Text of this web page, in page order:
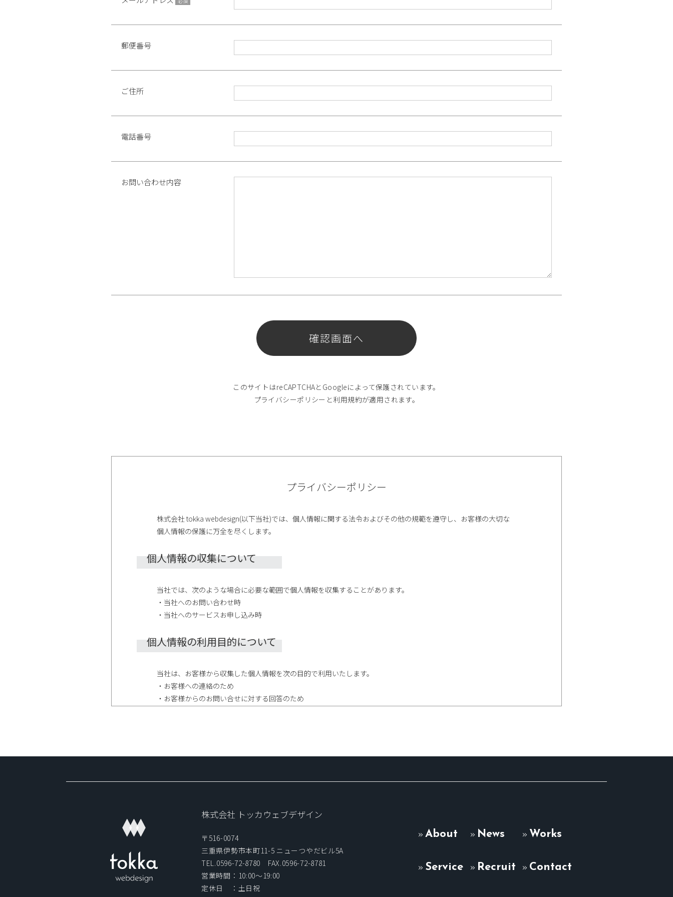
郵便番号
ご住所
電話番号
お問い合わせ内容
このサイトはreCAPTCHAとGoogleによって保護されています。
プライバシーポリシー と利用規約が適用されます。
プライバシーポリシー
株式会社 tokka webdesign(以下当社)では、個人情報に関する法令およびその他の規範を遵守し、お客様の大切な
個人情報の保護に万全を尽くします。
個人情報の収集について
当社では、次のような場合に必要な範囲で個人情報を収集することがあります。
・当社へのお問い合わせ時
・当社へのサービスお申し込み時
個人情報の利用目的について
当社は、お客様から収集した個人情報を次の目的で利用いたします。
・お客様への連絡のため
・お客様からのお問い合せに対する回答のため
ただし、次の場合は除きます。
・法律の適用を受ける場合
個人情報の開示、訂正等について
当社は、お客様ご本人からの自己情報の開示、訂正、削除等のお求めがあった場合は、確実に応じます。
株式会社 トッカウェブデザイン
〒516-0074
三重県伊勢市本町11-5 ニューつやだビル5A
TEL.0596-72-8780 FAX.0596-72-8781
営業時間：10:00〜19:00
定休日 ：土日祝
About News Works
Service Recruit Contact